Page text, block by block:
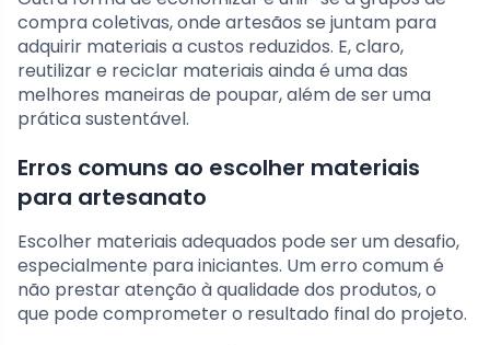
compra coletivas, onde artesãos se juntam para
adquirir materiais a custos reduzidos. E, claro,
reutilizar e reciclar materiais ainda é uma das
melhores maneiras de poupar, além de ser uma
prática sustentável.
Erros comuns ao escolher materiais
para artesanato
Escolher materiais adequados pode ser um desafio,
especialmente para iniciantes. Um erro comum é
não prestar atenção à qualidade dos produtos, o
que pode comprometer o resultado final do projeto.